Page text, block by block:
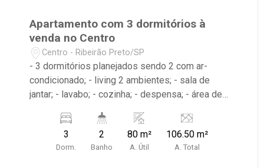
Apartamento com 3 dormitórios à
venda no Centro
Centro - Ribeirão Preto/SP
- 3 dormitórios planejados sendo 2 com ar-
condicionado; - living 2 ambientes; - sala de
jantar; - lavabo; - cozinha; - despensa; - área de
box e espelho; - próximo ao Shopping Santa
Úrsula, Bar do Nelson
3
Dorm.
2
Banho
80 m²
A. Útil
106.50 m²
A. Total